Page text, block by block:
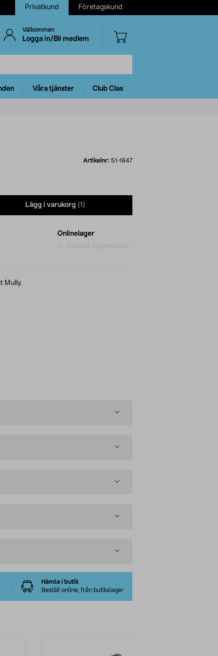
Privatkund Företagskund
Välkommen
Logga in/Bli medlem
Våra tjänster Club Clas
Artikelnr: 51-1847
Lägg i varukorg (1)
Onlinelager
Mully.
Hämta i butik
Beställ online, från butikslager